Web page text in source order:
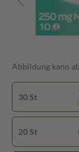
Abbildung kann
30 St
20 St